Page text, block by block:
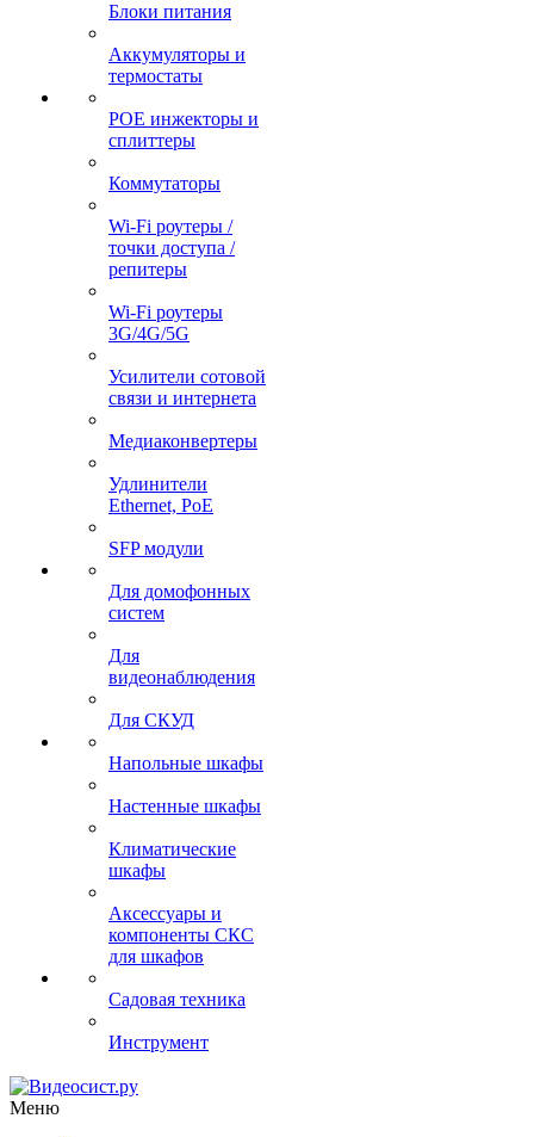
Блоки питания
Аккумуляторы и
термостаты
POE инжекторы и
сплиттеры
Коммутаторы
Wi-Fi роутеры /
точки доступа /
репитеры
Wi-Fi роутеры
3G/4G/5G
Усилители сотовой
связи и интернета
Медиаконвертеры
Удлинители
Ethernet, PoE
SFP модули
Для домофонных
систем
Для
видеонаблюдения
Для СКУД
Напольные шкафы
Настенные шкафы
Климатические
шкафы
Аксессуары и
компоненты СКС
для шкафов
Садовая техника
Инструмент
Меню